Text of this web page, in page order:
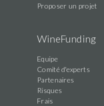
Proposer un projet
WineFunding
Equipe
Comité d'experts
Partenaires
Risques
Frais